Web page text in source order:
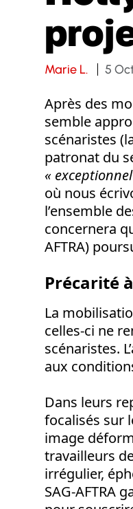
Marie L. 5
Après des
semble
scénaristes
patronat du
«
où nous
l’ensemble
concernera
AFTRA)
Précarité
La
celles-ci ne
scénaristes.
aux
Dans leurs
focalisés sur
image
travailleurs
irrégulier,
SAG-AFTRA